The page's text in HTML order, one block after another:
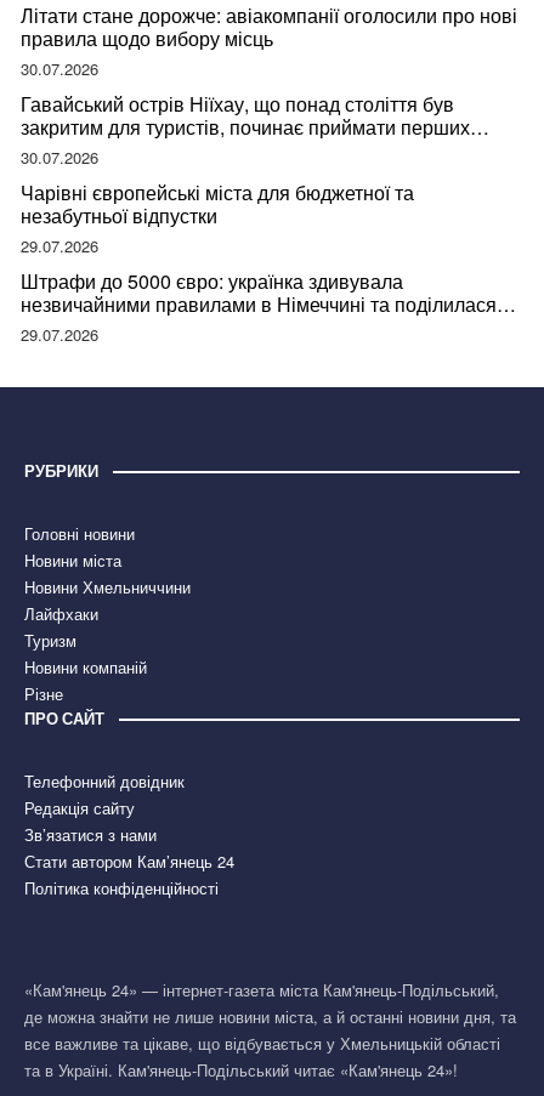
Літати стане дорожче: авіакомпанії оголосили про нові
правила щодо вибору місць
30.07.2026
Гавайський острів Ніїхау, що понад століття був
закритим для туристів, починає приймати перших
відвідувачів
30.07.2026
Чарівні європейські міста для бюджетної та
незабутньої відпустки
29.07.2026
Штрафи до 5000 євро: українка здивувала
незвичайними правилами в Німеччині та поділилася
правдою
29.07.2026
РУБРИКИ
Головні новини
Новини міста
Новини Хмельниччини
Лайфхаки
Туризм
Новини компаній
Різне
ПРО САЙТ
Телефонний довідник
Редакція сайту
Зв’язатися з нами
Стати автором Кам’янець 24
Політика конфіденційності
«Кам'янець 24» — інтернет-газета міста Кам'янець-Подільський,
де можна знайти не лише новини міста, а й останні новини дня, та
все важливе та цікаве, що відбувається у Хмельницькій області
та в Україні. Кам'янець-Подільський читає «Кам'янець 24»!